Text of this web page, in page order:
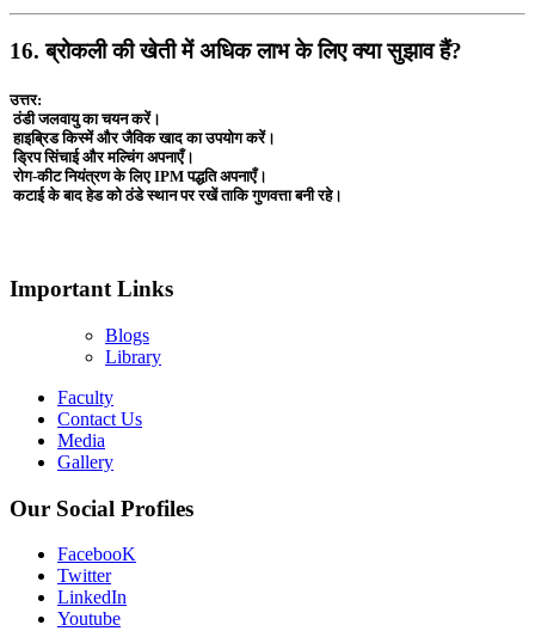
16. ब्रोकली की खेती में अधिक लाभ के लिए क्या सुझाव हैं?
उत्तर:
ठंडी जलवायु का चयन करें।
हाइब्रिड किस्में और जैविक खाद का उपयोग करें।
ड्रिप सिंचाई और मल्चिंग अपनाएँ।
रोग-कीट नियंत्रण के लिए IPM पद्धति अपनाएँ।
कटाई के बाद हेड को ठंडे स्थान पर रखें ताकि गुणवत्ता बनी रहे।
Important Links
Blogs
Library
Faculty
Contact Us
Media
Gallery
Our Social Profiles
FacebooK
Twitter
LinkedIn
Youtube